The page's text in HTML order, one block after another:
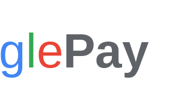
glePay